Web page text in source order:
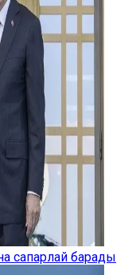
сапарлай барады